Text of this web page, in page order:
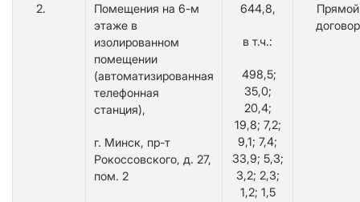
2.
Помещения на 6-м
этаже в
изолированном
помещении
(автоматизированная
телефонная
станция),
г. Минск, пр-т
Рокоссовского, д. 27,
пом. 2
644,8,
в т.ч.:
498,5;
35,0;
20,4;
19,8; 7,2;
9,1; 7,4;
33,9; 5,3;
3,2; 2,3;
1,2; 1,5
Прямой
договор